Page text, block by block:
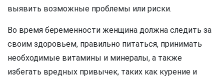
выявить возможные проблемы или риски.
Во время беременности женщина должна следить за
своим здоровьем, правильно питаться, принимать
необходимые витамины и минералы, а также
избегать вредных привычек, таких как курение и